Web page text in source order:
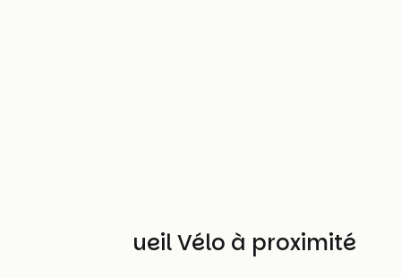
Autres Accueil Vélo à proximité